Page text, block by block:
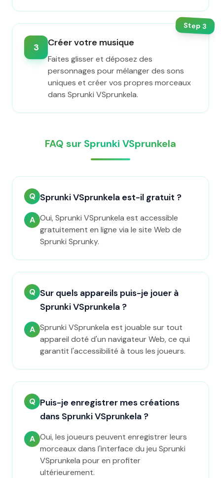
Step3
3 Créer votre musique
Faites glisser et déposez des
personnages pour mélanger des sons
uniques et créer vos propres morceaux
dans Sprunki VSprunkela.
FAQ sur Sprunki VSprunkela
Q Sprunki VSprunkela est-il gratuit ?
A Oui, Sprunki VSprunkela est accessible
gratuitement en ligne via le site Web de
Sprunki Sprunky.
Q Sur quels appareils puis-je jouer à
Sprunki VSprunkela ?
A Sprunki VSprunkela est jouable sur tout
appareil doté d'un navigateur Web, ce qui
garantit l'accessibilité à tous les joueurs.
Q Puis-je enregistrer mes créations
dans Sprunki VSprunkela ?
A Oui, les joueurs peuvent enregistrer leurs
morceaux dans l'interface du jeu Sprunki
VSprunkela pour en profiter
ultérieurement.